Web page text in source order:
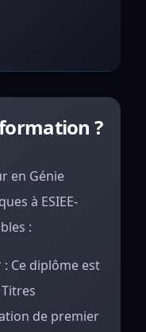
?
en Génie
à ESIEE-
:
Ce diplôme est
de premier